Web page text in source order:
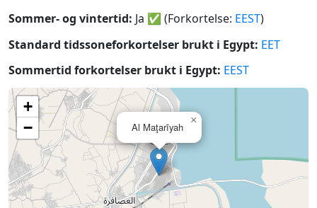
Sommer- og vintertid: Ja ✅ (Forkortelse: EEST)
Standard tidssoneforkortelser brukt i Egypt: EET
Sommertid forkortelser brukt i Egypt: EEST
Al Maţarīyah
×
+
−